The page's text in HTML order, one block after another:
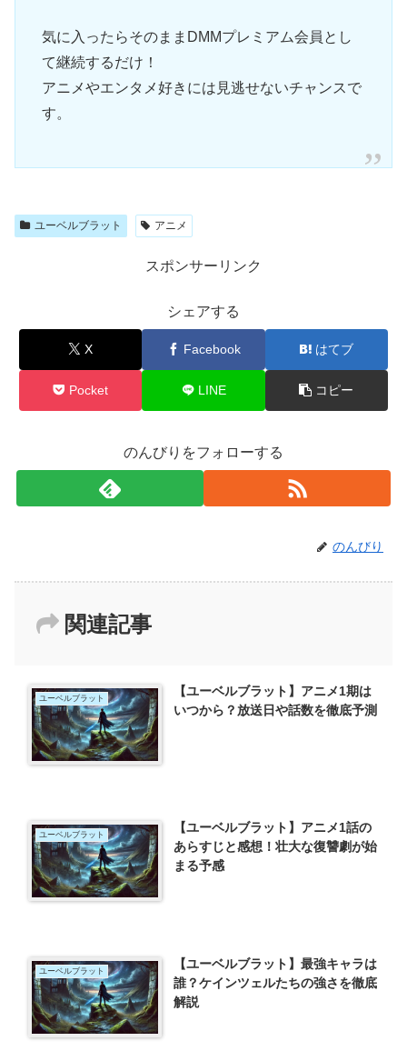
気に入ったらそのままDMMプレミアム会員とし
て継続するだけ！
アニメやエンタメ好きには見逃せないチャンスで
す。
ユーベルブラット アニメ
スポンサーリンク
シェアする
X Facebook はてブ
Pocket LINE コピー
のんびりをフォローする
のんびり
関連記事
ユーベルブラット
【ユーベルブラット】アニメ1期は
いつから？放送日や話数を徹底予測
ユーベルブラット
【ユーベルブラット】アニメ1話の
あらすじと感想！壮大な復讐劇が始
まる予感
ユーベルブラット
【ユーベルブラット】最強キャラは
誰？ケインツェルたちの強さを徹底
解説